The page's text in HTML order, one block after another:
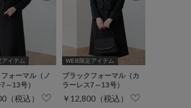
アイテム
ォーマル（ノ
～13号）
（税込）
WEB限定アイテム
ブラックフォーマル（カ
ラーレス7～13号）
￥12,800（税込）